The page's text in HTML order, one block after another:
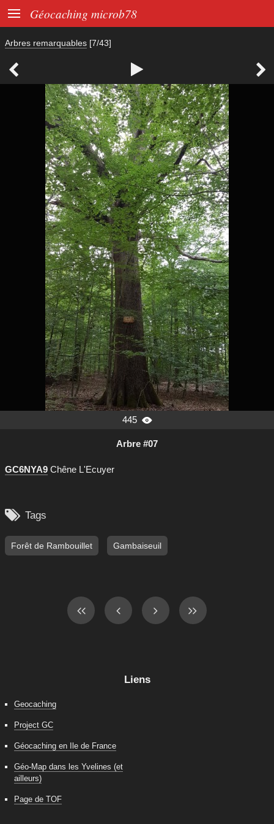
 Géocaching microb78
Arbres remarquables [7/43]
  
445 
Arbre #07
GC6NYA9 Chêne L'Ecuyer
 Tags
Forêt de Rambouillet Gambaiseuil
Liens
Geocaching
Project GC
Géocaching en Ile de France
Géo-Map dans les Yvelines (et
ailleurs)
Page de TOF